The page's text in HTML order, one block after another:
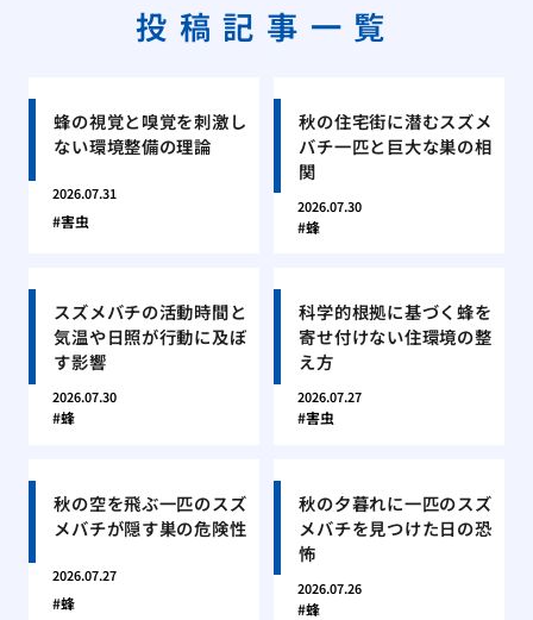
投稿記事一覧
蜂の視覚と嗅覚を刺激し
ない環境整備の理論
2026.07.31
害虫
秋の住宅街に潜むスズメ
バチ一匹と巨大な巣の相
関
2026.07.30
蜂
スズメバチの活動時間と
気温や日照が行動に及ぼ
す影響
2026.07.30
蜂
科学的根拠に基づく蜂を
寄せ付けない住環境の整
え方
2026.07.27
害虫
秋の空を飛ぶ一匹のスズ
メバチが隠す巣の危険性
2026.07.27
蜂
秋の夕暮れに一匹のスズ
メバチを見つけた日の恐
怖
2026.07.26
蜂